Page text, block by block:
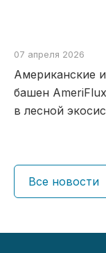
07 апреля 2026
Американские
башен
в лесной
Все новости